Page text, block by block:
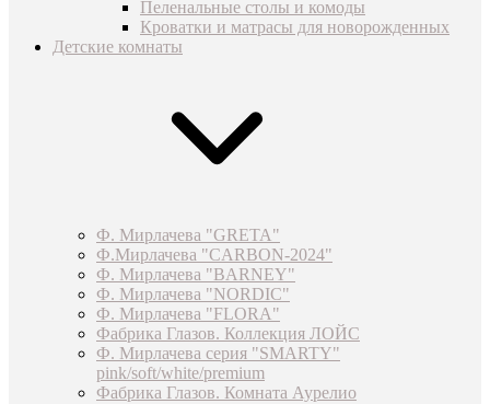
Пеленальные столы и комоды
Кроватки и матрасы для новорожденных
Детские комнаты
Ф. Мирлачева "GRETA"
Ф.Мирлачева "CARBON-2024"
Ф. Мирлачева "BARNEY"
Ф. Мирлачева "NORDIC"
Ф. Мирлачева "FLORA"
Фабрика Глазов. Коллекция ЛОЙС
Ф. Мирлачева серия "SMARTY"
pink/soft/white/premium
Фабрика Глазов. Комната Аурелио